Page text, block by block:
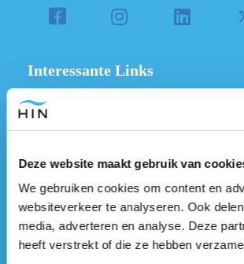
Deze website maakt gebruik van
We gebruiken cookies om content en
websiteverkeer te analyseren. Ook
media, adverteren en analyse. Deze
heeft verstrekt of die ze hebben
Interessante Links
Onze producten
Sessie met Edwin boeken?
1 op 1 Discovery call boeken?
Blogs
Algemene voorwaarden